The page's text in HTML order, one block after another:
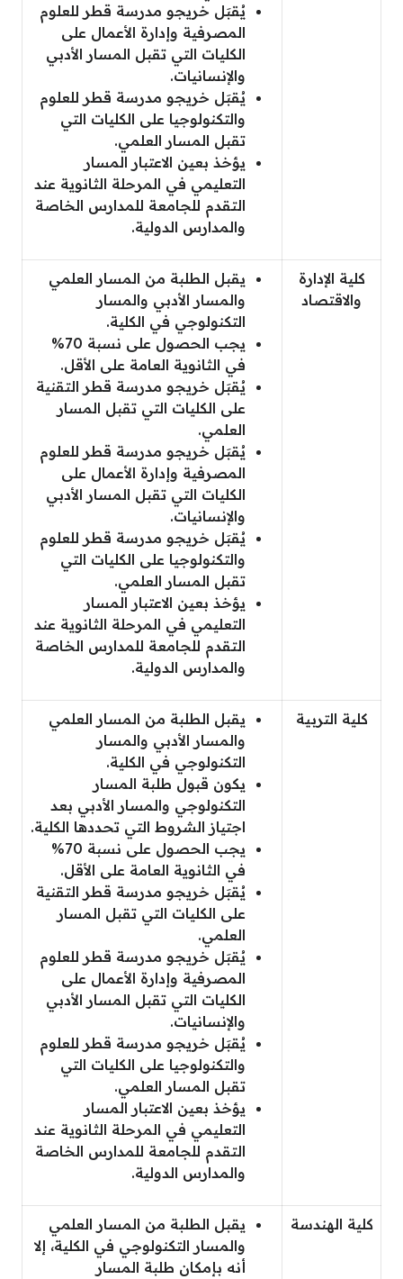
يُقبَل خريجو مدرسة قطر للعلوم
المصرفية وإدارة الأعمال على
الكليات التي تقبل المسار الأدبي
والإنسانيات.
يُقبَل خريجو مدرسة قطر للعلوم
والتكنولوجيا على الكليات التي
تقبل المسار العلمي.
يؤخذ بعين الاعتبار المسار
التعليمي في المرحلة الثانوية عند
التقدم للجامعة للمدارس الخاصة
والمدارس الدولية.
كلية الإدارة
والاقتصاد
يقبل الطلبة من المسار العلمي
والمسار الأدبي والمسار
التكنولوجي في الكلية.
يجب الحصول على نسبة 70%
في الثانوية العامة على الأقل.
يُقبَل خريجو مدرسة قطر التقنية
على الكليات التي تقبل المسار
العلمي.
يُقبَل خريجو مدرسة قطر للعلوم
المصرفية وإدارة الأعمال على
الكليات التي تقبل المسار الأدبي
والإنسانيات.
يُقبَل خريجو مدرسة قطر للعلوم
والتكنولوجيا على الكليات التي
تقبل المسار العلمي.
يؤخذ بعين الاعتبار المسار
التعليمي في المرحلة الثانوية عند
التقدم للجامعة للمدارس الخاصة
والمدارس الدولية.
كلية التربية
يقبل الطلبة من المسار العلمي
والمسار الأدبي والمسار
التكنولوجي في الكلية.
يكون قبول طلبة المسار
التكنولوجي والمسار الأدبي بعد
اجتياز الشروط التي تحددها الكلية.
يجب الحصول على نسبة 70%
في الثانوية العامة على الأقل.
يُقبَل خريجو مدرسة قطر التقنية
على الكليات التي تقبل المسار
العلمي.
يُقبَل خريجو مدرسة قطر للعلوم
المصرفية وإدارة الأعمال على
الكليات التي تقبل المسار الأدبي
والإنسانيات.
يُقبَل خريجو مدرسة قطر للعلوم
والتكنولوجيا على الكليات التي
تقبل المسار العلمي.
يؤخذ بعين الاعتبار المسار
التعليمي في المرحلة الثانوية عند
التقدم للجامعة للمدارس الخاصة
والمدارس الدولية.
كلية الهندسة
يقبل الطلبة من المسار العلمي
والمسار التكنولوجي في الكلية، إلا
أنه بإمكان طلبة المسار